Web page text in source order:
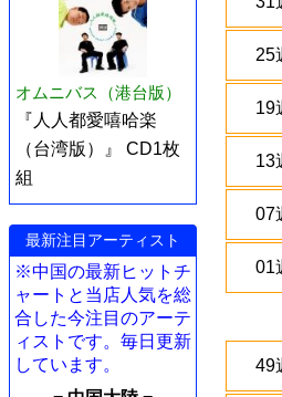
オムニバス（港台版）
『人人都愛嘻哈楽
（台湾版）』 CD1枚
組
最新注目アーティスト
※中国の最新ヒットチ
ャートと当店人気を総
合した今注目のアーテ
ィストです。毎日更新
しています。
25
19
13
07
01
49